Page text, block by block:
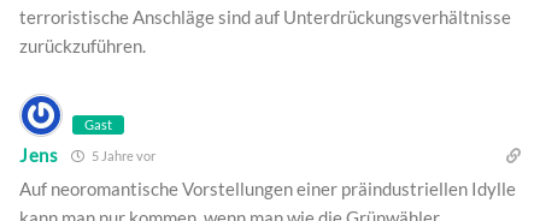
terroristische Anschläge sind auf Unterdrückungsverhältnisse
zurückzuführen.
Gast
Jens 5 Jahre vor
Auf neoromantische Vorstellungen einer präindustriellen Idylle